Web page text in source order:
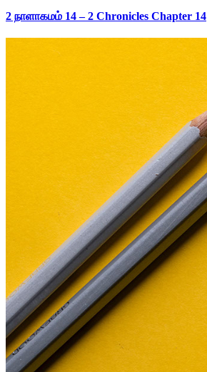
2 நாளாகமம் 14 – 2 Chronicles Chapter 14